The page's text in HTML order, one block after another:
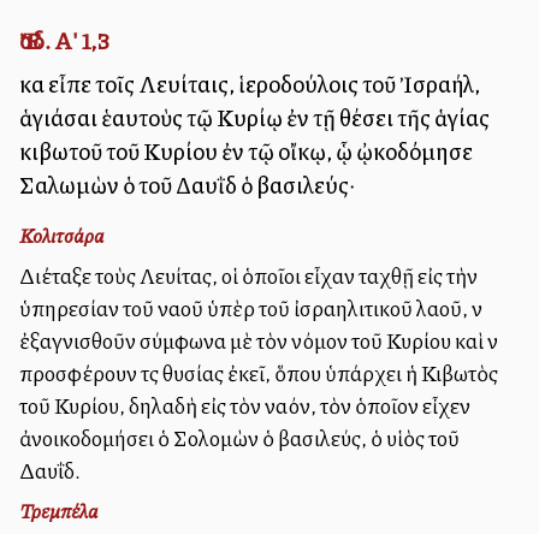
Ἔσδ. Α' 1,3
καὶ εἶπε τοῖς Λευίταις, ἱεροδούλοις τοῦ Ἰσραήλ,
ἁγιάσαι ἑαυτοὺς τῷ Κυρίῳ ἐν τῇ θέσει τῆς ἁγίας
κιβωτοῦ τοῦ Κυρίου ἐν τῷ οἴκῳ, ᾧ ᾠκοδόμησε
Σαλωμὼν ὁ τοῦ Δαυῒδ ὁ βασιλεύς·
Κολιτσάρα
Διέταξε τοὺς Λευίτας, οἱ ὁποῖοι εἶχαν ταχθῇ εἰς τὴν
ὑπηρεσίαν τοῦ ναοῦ ὑπὲρ τοῦ ἰσραηλιτικοῦ λαοῦ, νὰ
ἐξαγνισθοῦν σύμφωνα μὲ τὸν νόμον τοῦ Κυρίου καὶ νὰ
προσφέρουν τὰς θυσίας ἐκεῖ, ὅπου ὑπάρχει ἡ Κιβωτὸς
τοῦ Κυρίου, δηλαδὴ εἰς τὸν ναόν, τὸν ὁποῖον εἶχεν
ἀνοικοδομήσει ὁ Σολομὼν ὁ βασιλεύς, ὁ υἱὸς τοῦ
Δαυΐδ.
Τρεμπέλα